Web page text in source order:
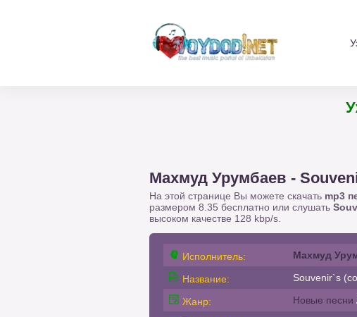
Махмуд Урумбаев -
На этой странице Вы можете скачать mp3
размером 8.35 бесплатно или слушать
высоком качестве 128 kbp/s.
Исполнитель: Махмуд
Название: Souvenir`s
Жанр: Новые песни